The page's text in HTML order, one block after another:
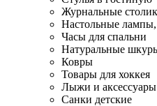
Журнальные
Настольные
Часы для спальни
Натуральные
Ковры
Товары для хоккея
Лыжи и аксессуары
Санки детские